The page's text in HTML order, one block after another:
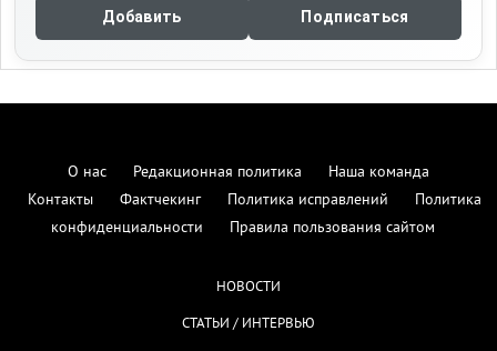
Добавить Подписаться
О нас Редакционная политика
Наша команда
Контакты
Фактчекинг Политика исправлений
Политика
конфиденциальности
Правила пользования сайтом
НОВОСТИ
СТАТЬИ / ИНТЕРВЬЮ